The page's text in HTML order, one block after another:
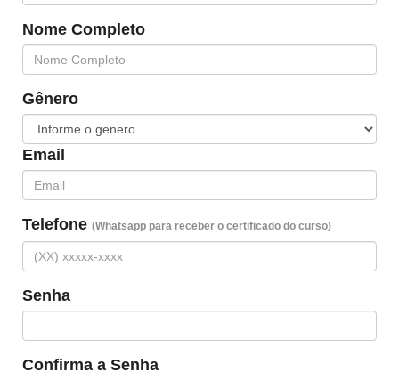
Nome Completo
Gênero
Email
Telefone (Whatsapp para receber o certificado do curso)
Senha
Confirma a Senha